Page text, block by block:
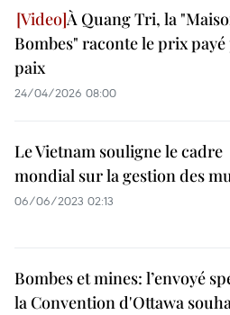
À Quang Tri, la
Bombes" raconte le prix
paix
24/04/2026 08:00
Le Vietnam souligne le cadre
mondial sur la gestion des
06/06/2023 02:13
Bombes et mines: l’envoyé
la Convention d'Ottawa